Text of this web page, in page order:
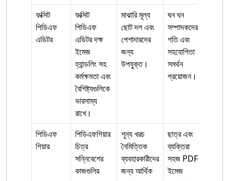
ফক্সিট
পিডিএফ
এডিটর
ফক্সিট
পিডিএফ
এডিটর দক্ষ
ইমেজ
হ্যান্ডলিং সহ
কর্মক্ষমতা এবং
বৈশিষ্ট্যগুলিকে
ভারসাম্য
রাখে।
মাঝারি মূল্য
ছোট দল এবং
পেশাদারদের
জন্য
উপযুক্ত।
ঘন ঘন
সম্পাদকদের
গতি এবং
সহযোগিতা
সমর্থন
প্রয়োজন।
পিডিএফ
গিয়ার
পিডিএফগিয়ার
চিত্র
সন্নিবেশের
কাজগুলির
শূন্য খরচ
নৈমিত্তিক
ব্যবহারকারীদের
জন্য আর্থিক
ছাত্র এবং
ব্যক্তিরা
সহজ PDF
ইমেজ